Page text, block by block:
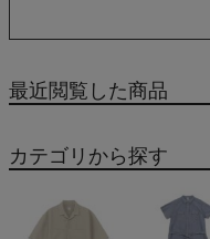
最近閲覧した商品
カテゴリから探す